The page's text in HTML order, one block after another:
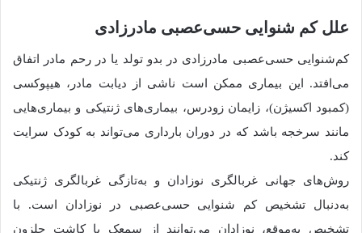
علل کم شنوایی حسی‌عصبی مادرزادی
کم‌شنوایی حسی‌عصبی مادرزادی در بدو تولد یا در رحم مادر اتفاق
می‌افتد. این بیماری ممکن است ناشی از دیابت مادر، هیپوکسی
(کمبود اکسیژن)، زایمان زودرس، بیماری‌های ژنتیکی و بیماری‌هایی
مانند سرخجه باشد که در دوران بارداری می‌تواند به کودک سرایت
کند.
روش‌های جهانی غربالگری نوزادان و به‌تازگی غربالگری ژنتیکی
به‌دنبال تشخیص کم شنوایی حسی‌عصبی در نوزادان است. با
تشخیص به‌موقع، نوزادان می‌توانند از سمعک یا کاشت حلزون